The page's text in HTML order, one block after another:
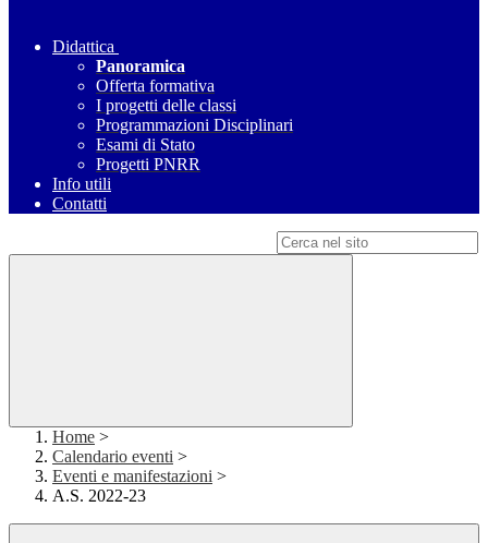
Didattica
Panoramica
Offerta formativa
I progetti delle classi
Programmazioni Disciplinari
Esami di Stato
Progetti PNRR
Info utili
Contatti
Home >
Calendario eventi >
Eventi e manifestazioni >
A.S. 2022-23